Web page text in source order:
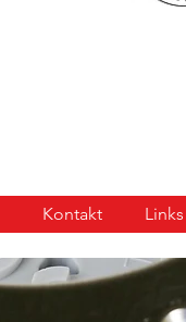
Kontakt Links